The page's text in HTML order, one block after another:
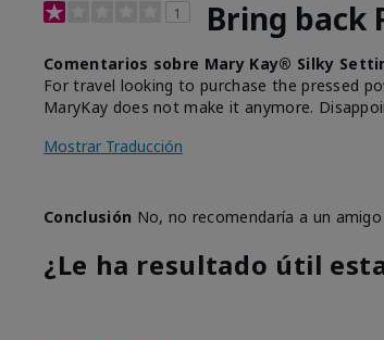
1 Bring back
Comentarios sobre Mary Kay® Silky
For travel looking to purchase the pressed
MaryKay does not make it anymore.
Mostrar Traducción
Conclusión No, no recomendaría a un amigo
¿Le ha resultado útil